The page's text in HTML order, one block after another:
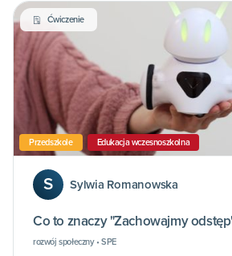
Ćwiczenie
Przedszkole Edukacja wczesnoszkolna
S Sylwia Romanowska
Co to znaczy "Zachowajmy
rozwój społeczny • SPE